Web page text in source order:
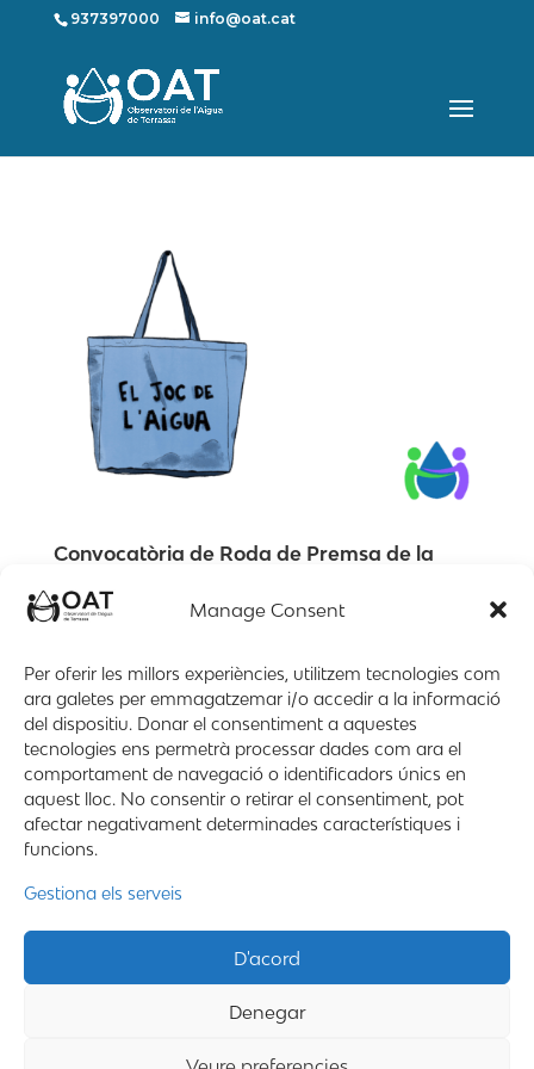
Manage Consent
Per oferir les millors experiències, utilitzem tecnologies com
ara galetes per emmagatzemar i/o accedir a la informació
del dispositiu. Donar el consentiment a aquestes
tecnologies ens permetrà processar dades com ara el
comportament de navegació o identificadors únics en
aquest lloc. No consentir o retirar el consentiment, pot
afectar negativament determinades característiques i
funcions.
Gestiona els serveis
D'acord
Denegar
937397000 info@oat.cat
Convocatòria de Roda de Premsa de la
set. 9, 2021
d’Educació de l’OAT: Presentació de la Maleta de
l’Aigua L’OAT presenta el proper dimecres 15 de
setembre a les 12:30 hores un nou recurs educatiu
per als infants de Terrassa: La Maleta de l’Aigua. La
Maleta de l’Aigua és un material...
Mapa web Contacte
Jose Ignacio Barragan Lopez